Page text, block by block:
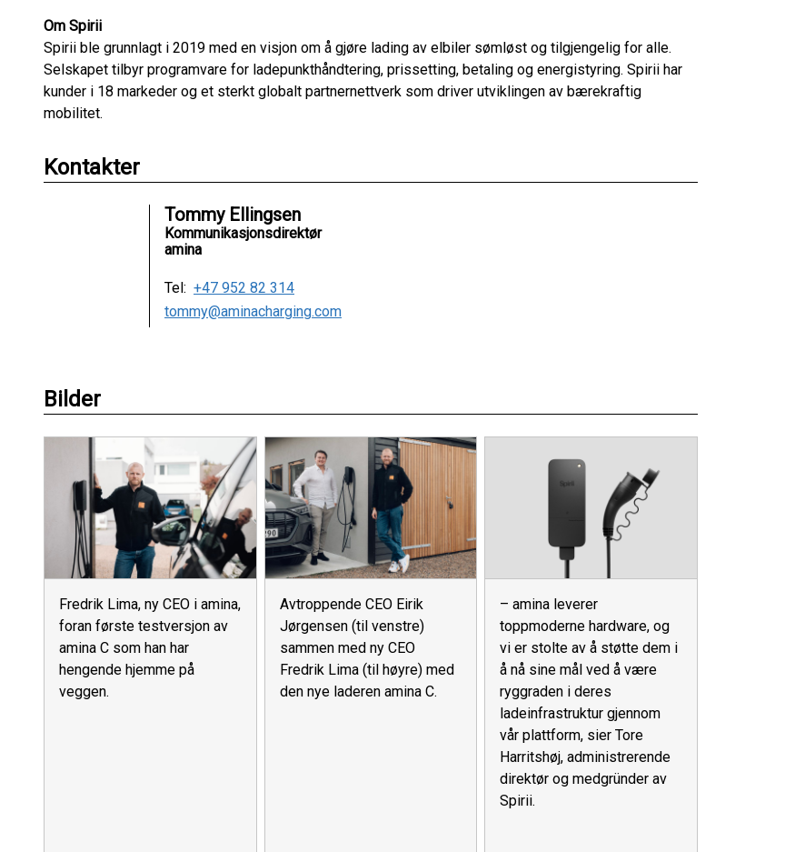
Om Spirii
Spirii ble grunnlagt i 2019 med en visjon om å gjøre lading av elbiler sømløst og tilgjengelig for alle.
Selskapet tilbyr programvare for ladepunkthåndtering, prissetting, betaling og energistyring. Spirii har
kunder i 18 markeder og et sterkt globalt partnernettverk som driver utviklingen av bærekraftig
mobilitet.
Kontakter
Tommy Ellingsen
Kommunikasjonsdirektør
amina
Tel: +47 952 82 314
tommy@aminacharging.com
Bilder
Fredrik Lima, ny CEO i amina,
foran første testversjon av
amina C som han har
hengende hjemme på
veggen.
Avtroppende CEO Eirik
Jørgensen (til venstre)
sammen med ny CEO
Fredrik Lima (til høyre) med
den nye laderen amina C.
– amina leverer
toppmoderne hardware, og
vi er stolte av å støtte dem i
å nå sine mål ved å være
ryggraden i deres
ladeinfrastruktur gjennom
vår plattform, sier Tore
Harritshøj, administrerende
direktør og medgründer av
Spirii.